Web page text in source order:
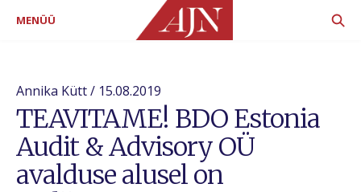
Annika Kütt / 15.08.2019
TEAVITAME! BDO Estonia
Audit & Advisory OÜ
avalduse alusel on
MENÜÜ